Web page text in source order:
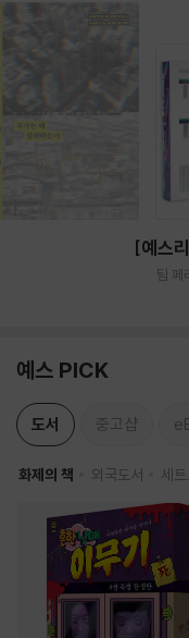
[예스
팀 페
예스 PICK
도서 중고샵
화제의 책 외국도서 세